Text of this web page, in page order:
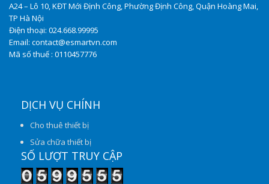
A24 – Lô 10, KĐT Mới Định Công, Phường Định Công, Quận Hoàng Mai,
TP Hà Nội
Điện thoại: 024.668.99995
Email: contact@esmartvn.com
Mã số thuế : 0110457776
DỊCH VỤ CHÍNH
Cho thuê thiết bị
Sửa chữa thiết bị
SỐ LƯỢT TRUY CẬP